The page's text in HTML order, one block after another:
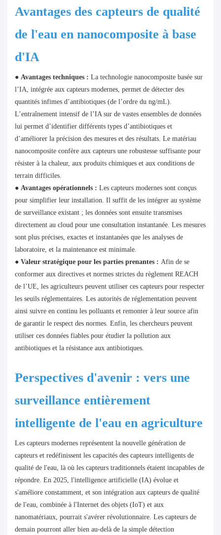
Avantages des capteurs de qualité
de l'eau en nanocomposite à base
d'IA
● Avantages techniques : La technologie nanocomposite basée sur
l’IA, intégrée aux capteurs modernes, permet de détecter des
quantités infimes d’antibiotiques (de l’ordre du ng/mL).
L’entraînement intensif de l’IA sur de vastes ensembles de données
lui permet d’identifier différents types d’antibiotiques et
d’améliorer la précision des mesures et des résultats. Le matériau
nanocomposite confère aux capteurs une robustesse suffisante pour
résister à la chaleur, aux produits chimiques et aux conditions de
terrain difficiles.
● Avantages opérationnels : Les capteurs modernes sont conçus
pour simplifier leur installation. Il suffit de les intégrer au système
de surveillance existant ; les données sont ensuite transmises
directement au cloud pour une consultation instantanée. Les mesures
sont plus précises, exactes et instantanées que les analyses de
laboratoire, et la maintenance est minimale.
● Valeur stratégique pour les parties prenantes : Afin de se
conformer aux directives et normes strictes du règlement REACH
de l’UE, les agriculteurs peuvent utiliser ces capteurs pour respecter
les seuils réglementaires. Les autorités de réglementation peuvent
ainsi suivre en continu les polluants et remonter à leur source afin
de garantir le respect des normes. Enfin, les chercheurs peuvent
utiliser ces données fiables pour étudier la pollution aux
antibiotiques et la résistance aux antibiotiques.
Perspectives d'avenir : vers une
surveillance entièrement
intelligente de l'eau en agriculture
Les capteurs modernes représentent la nouvelle génération de
capteurs et redéfinissent les capacités des capteurs intelligents de
qualité de l'eau, là où les capteurs traditionnels étaient incapables de
répondre. En 2025, l'intelligence artificielle (IA) évolue et
s'améliore constamment, et son intégration aux capteurs de qualité
de l'eau, combinée à l'Internet des objets (IoT) et aux
nanomatériaux, pourrait s'avérer révolutionnaire. Les capteurs de
demain pourront aller bien au-delà de la simple détection